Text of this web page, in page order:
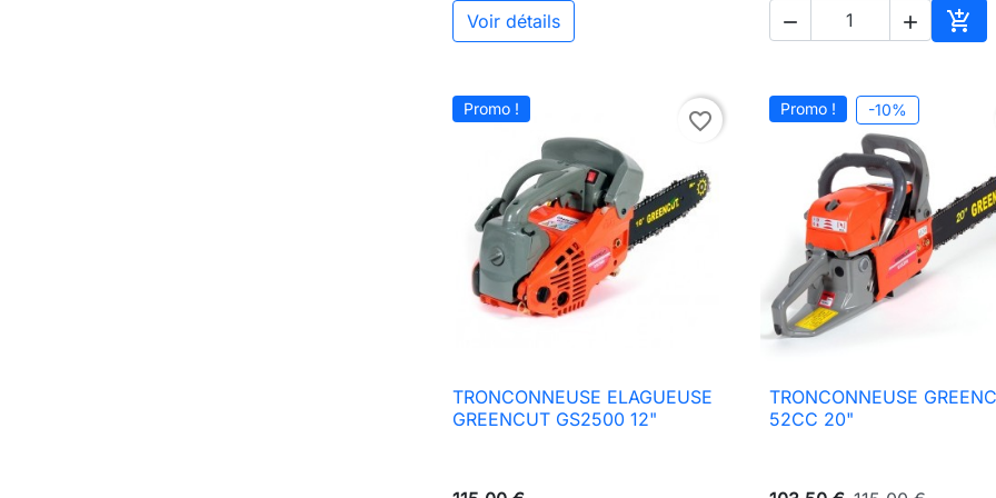
Voir détails   
Promo ! favorite_border
 Aperçu rapide
TRONCONNEUSE ELAGUEUSE
GREENCUT GS2500 12"
Promo ! -10%
 Aperçu rapide
TRONCONNEUSE
52CC 20"